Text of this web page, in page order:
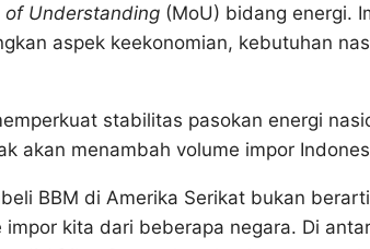
of Understanding (MoU) bidang energi.
aspek keekonomian, kebutuhan
stabilitas pasokan energi
akan menambah volume impor
BBM di Amerika Serikat bukan
kita dari beberapa negara. Di